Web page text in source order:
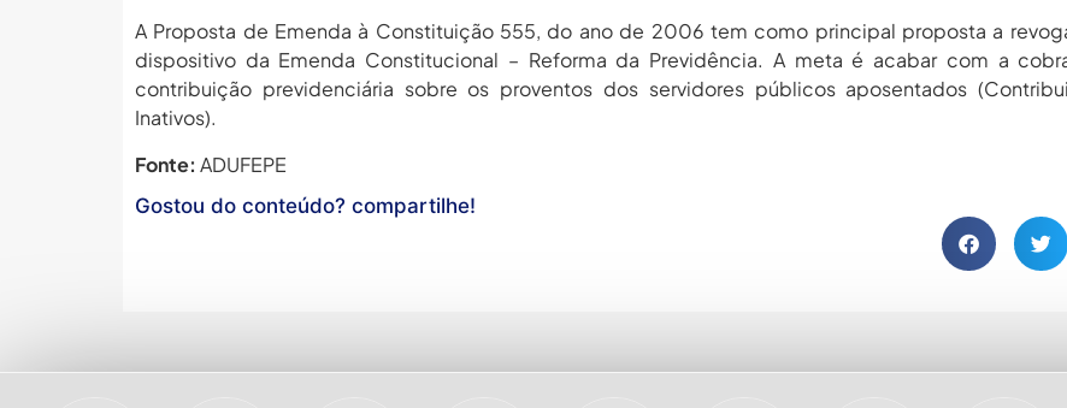
A Proposta de Emenda à Constituição 555, do ano de 2006 tem como principal proposta a
dispositivo da Emenda Constitucional – Reforma da Previdência. A meta é acabar com a
contribuição previdenciária sobre os proventos dos servidores públicos aposentados
Inativos).
Fonte: ADUFEPE
Gostou do conteúdo? compartilhe!